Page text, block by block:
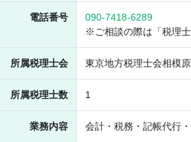
電話番号
090-7418-6289
※ご相談の際は「税理
所属税理士会 東京地方税理士会相模
所属税理士数 1
業務内容 会計・税務・記帳代行